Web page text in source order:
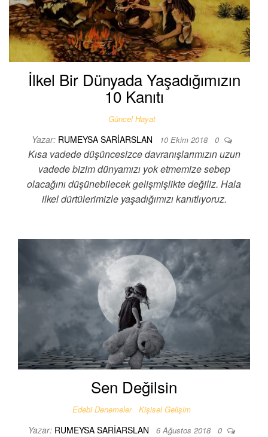
İlkel Bir Dünyada Yaşadığımızın
10 Kanıtı
Güncel Hayat
Yazar: RUMEYSA SARIARSLAN 10 Ekim 2018 0
Kısa vadede düşüncesizce davranışlarımızın uzun
vadede bizim dünyamızı yok etmemize sebep
olacağını düşünebilecek gelişmişlikte değiliz. Hala
ilkel dürtülerimizle yaşadığımızı kanıtlıyoruz.
Sen Değilsin
Edebi Denemeler Kişisel Gelişim
Yazar: RUMEYSA SARIARSLAN 6 Ağustos 2018 0